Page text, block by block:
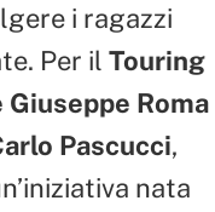
i ragazzi
Per il Touring
Roma
Pascucci,
nata